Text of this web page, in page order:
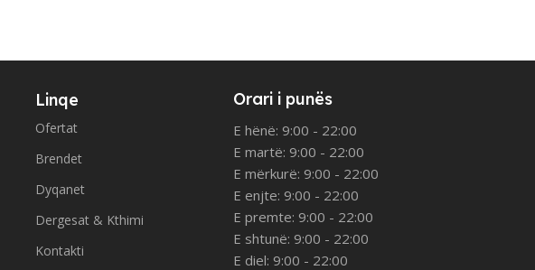
Linqe
Ofertat
Brendet
Dyqanet
Dergesat & Kthimi
Kontakti
Orari i punës
E hënë: 9:00 - 22:00
E martë: 9:00 - 22:00
E mërkurë: 9:00 - 22:00
E enjte: 9:00 - 22:00
E premte: 9:00 - 22:00
E shtunë: 9:00 - 22:00
E diel: 9:00 - 22:00